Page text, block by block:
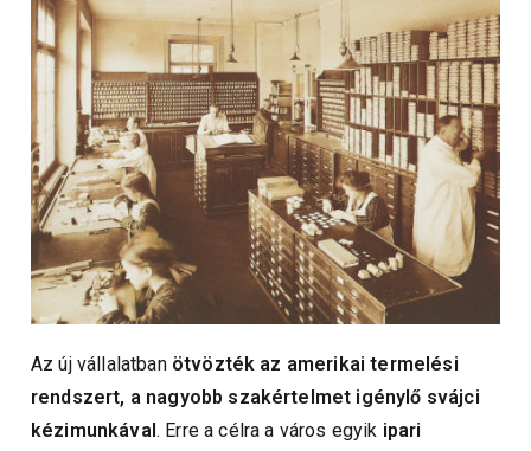
Az új vállalatban ötvözték az amerikai termelési
rendszert, a nagyobb szakértelmet igénylő svájci
kézimunkával . Erre a célra a város egyik ipari